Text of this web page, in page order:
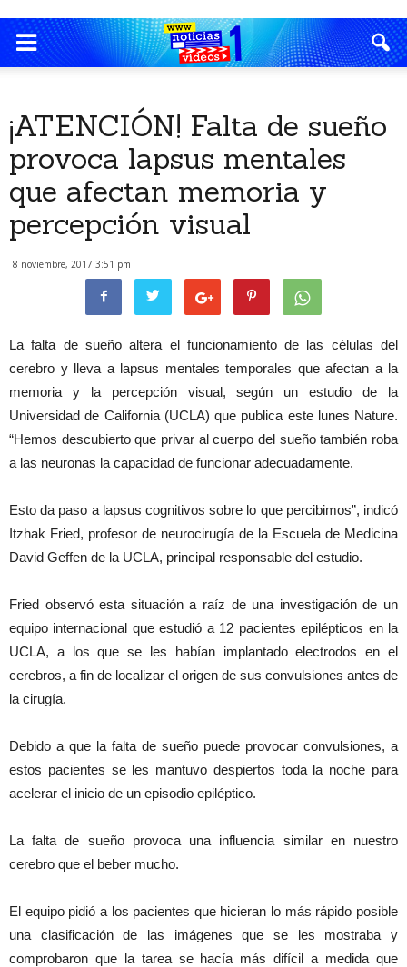
¡ATENCIÓN! Falta de sueño
provoca lapsus mentales
que afectan memoria y
percepción visual
8 noviembre, 2017 3:51 pm
La falta de sueño altera el funcionamiento de las células del
cerebro y lleva a lapsus mentales temporales que afectan a la
memoria y la percepción visual, según un estudio de la
Universidad de California (UCLA) que publica este lunes Nature.
“Hemos descubierto que privar al cuerpo del sueño también roba
a las neuronas la capacidad de funcionar adecuadamente.
Esto da paso a lapsus cognitivos sobre lo que percibimos”, indicó
Itzhak Fried, profesor de neurocirugía de la Escuela de Medicina
David Geffen de la UCLA, principal responsable del estudio.
Fried observó esta situación a raíz de una investigación de un
equipo internacional que estudió a 12 pacientes epilépticos en la
UCLA, a los que se les habían implantado electrodos en el
cerebros, a fin de localizar el origen de sus convulsiones antes de
la cirugía.
Debido a que la falta de sueño puede provocar convulsiones, a
estos pacientes se les mantuvo despiertos toda la noche para
acelerar el inicio de un episodio epiléptico.
La falta de sueño provoca una influencia similar en nuestro
cerebro que el beber mucho.
El equipo pidió a los pacientes que hicieran lo más rápido posible
una clasificación de las imágenes que se les mostraba y
comprobaron que la tarea se hacía más difícil a medida que